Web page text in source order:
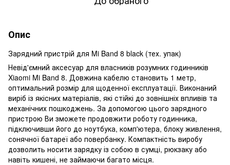
Опис
Зарядний пристрій для Mi Band 8 black (тех. упак)
Невід'ємний аксесуар для власників розумних годинників
Xiaomi Mi Band 8. Довжина кабелю становить 1 метр,
оптимальний розмір для щоденної експлуатації. Виконаний
виріб із якісних матеріалів, які стійкі до зовнішніх впливів та
механічних пошкоджень. За допомогою цього зарядного
пристрою Ви зможете продовжити роботу годинника,
підключивши його до ноутбука, комп'ютера, блоку живлення,
сонячної батареї або повербанку. Компактність виробу
дозволить носити зарядку із собою в сумці, рюкзаку або
навіть кишені, не займаючи багато місця.